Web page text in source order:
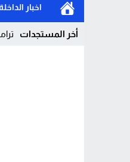
اخبار
أخر المستجدات